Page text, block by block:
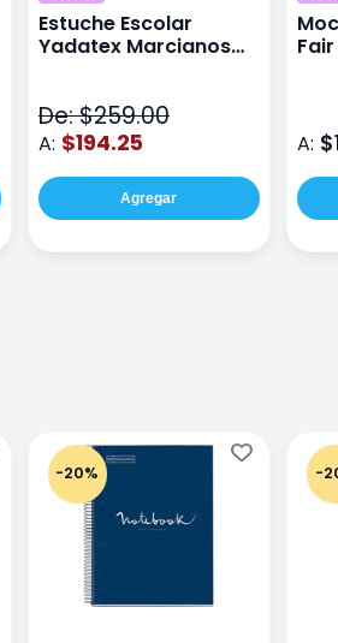
Estuche Escolar
Yadatex Marcianos
De: $259.00
A: $194.25
Agregar
A:
-20% -